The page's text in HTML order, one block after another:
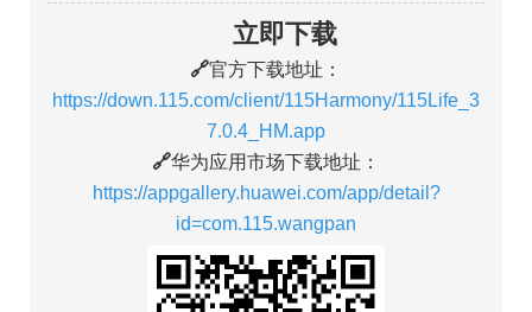
立即下载
🔗官方下载地址：
https://down.115.com/client/115Harmony/115Life_3
7.0.4_HM.app
🔗华为应用市场下载地址：
https://appgallery.huawei.com/app/detail?
id=com.115.wangpan